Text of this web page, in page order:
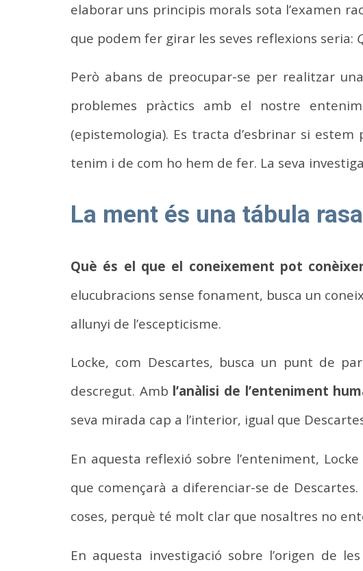
elaborar uns principis morals sota l’examen
que podem fer girar les seves reflexions seria:
Però abans de preocupar-se per realitzar
problemes pràctics amb el nostre
(epistemologia). Es tracta d’esbrinar si
tenim i de com ho hem de fer. La seva
La ment és una tábula rasa
Què és el que el coneixement pot
elucubracions sense fonament, busca un
allunyi de l’escepticisme.
Locke, com Descartes, busca un punt de
descregut. Amb l’anàlisi de l’enteniment
seva mirada cap a l’interior, igual que
En aquesta reflexió sobre l’enteniment,
que començarà a diferenciar-se de
coses, perquè té molt clar que nosaltres no
En aquesta investigació sobre l’origen de